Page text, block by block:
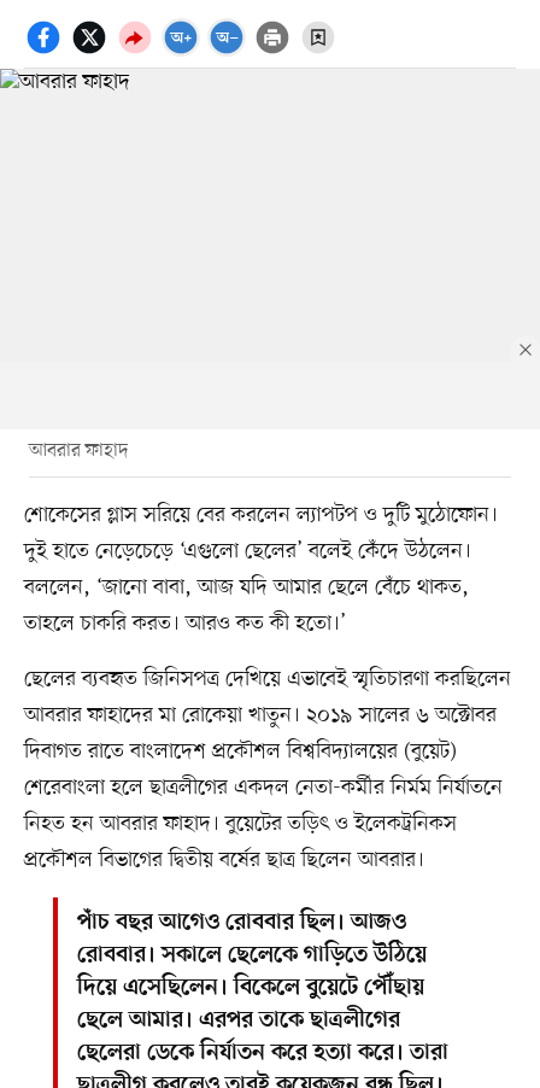
আবরার ফাহাদ
শোকেসের গ্লাস সরিয়ে বের করলেন ল্যাপটপ ও দুটি মুঠোফোন।
দুই হাতে নেড়েচেড়ে ‘এগুলো ছেলের’ বলেই কেঁদে উঠলেন।
বললেন, ‘জানো বাবা, আজ যদি আমার ছেলে বেঁচে থাকত,
তাহলে চাকরি করত। আরও কত কী হতো।’
ছেলের ব্যবহৃত জিনিসপত্র দেখিয়ে এভাবেই স্মৃতিচারণা করছিলেন
আবরার ফাহাদের মা রোকেয়া খাতুন। ২০১৯ সালের ৬ অক্টোবর
দিবাগত রাতে বাংলাদেশ প্রকৌশল বিশ্ববিদ্যালয়ের (বুয়েট)
শেরেবাংলা হলে ছাত্রলীগের একদল নেতা-কর্মীর নির্মম নির্যাতনে
নিহত হন আবরার ফাহাদ। বুয়েটের তড়িৎ ও ইলেকট্রনিকস
প্রকৌশল বিভাগের দ্বিতীয় বর্ষের ছাত্র ছিলেন আবরার।
পাঁচ বছর আগেও রোববার ছিল। আজও
রোববার। সকালে ছেলেকে গাড়িতে উঠিয়ে
দিয়ে এসেছিলেন। বিকেলে বুয়েটে পৌঁছায়
ছেলে আমার। এরপর তাকে ছাত্রলীগের
ছেলেরা ডেকে নির্যাতন করে হত্যা করে। তারা